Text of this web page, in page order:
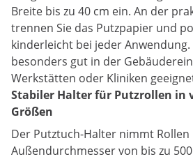
Breite bis zu 40 cm ein. An der
trennen Sie das Putzpapier und
kinderleicht bei jeder
besonders gut in der
Werkstätten oder Kliniken
Stabiler Halter für Putzrollen in
Größen
Der Putztuch-Halter nimmt
Außendurchmesser von bis zu